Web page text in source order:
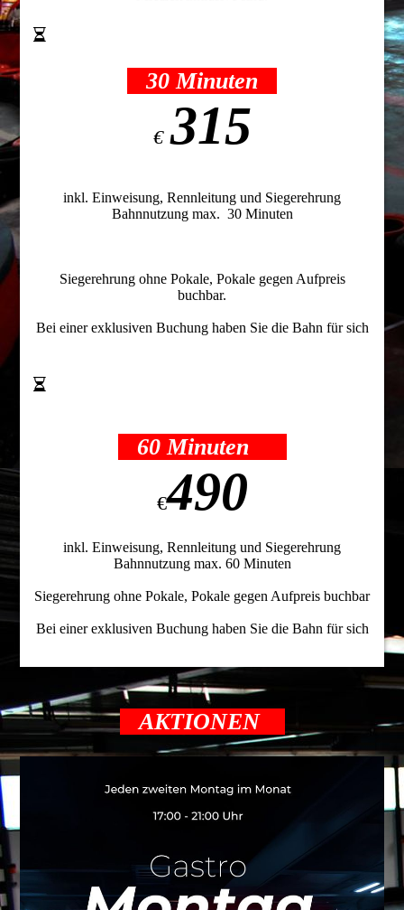
30 Minuten
€ 315
inkl. Einweisung, Rennleitung und Siegerehrung
Bahnnutzung max. 30 Minuten
Siegerehrung ohne Pokale, Pokale gegen Aufpreis
buchbar.
Bei einer exklusiven Buchung haben Sie die Bahn für sich
60 Minuten
€490
inkl. Einweisung, Rennleitung und Siegerehrung
Bahnnutzung max. 60 Minuten
Siegerehrung ohne Pokale, Pokale gegen Aufpreis buchbar
Bei einer exklusiven Buchung haben Sie die Bahn für sich
AKTIONEN